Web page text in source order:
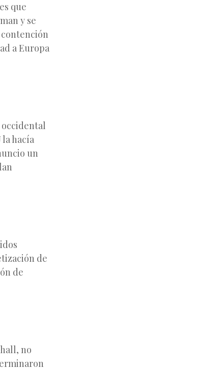
que
y se
a Europa
hacía
un
de
de
no